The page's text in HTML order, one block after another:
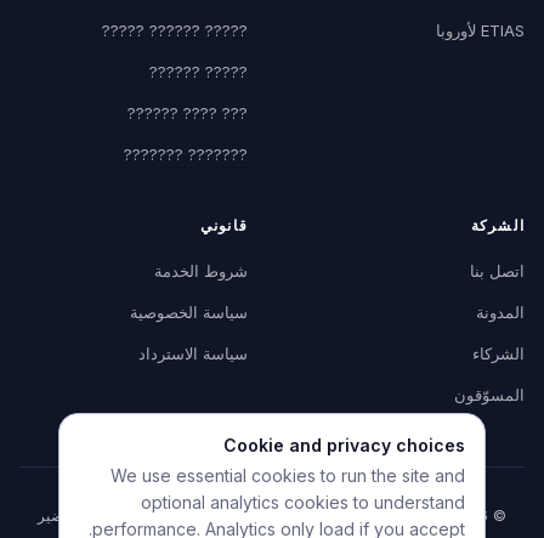
Cookie and privacy choices
We use essential cookies to run the site and
optional analytics cookies to understand
performance. Analytics only load if you accept.
ETIAS لأوروبا ????? ?????? ?????
????? ??????
??? ???? ??????
??????? ???????
الشركة
اتصل بنا
المدونة
الشركاء
المسوّقون
قانوني
شروط الخدمة
سياسة الخصوصية
سياسة الاسترداد
© 2026 HelpMyVisa. جميع الحقوق محفوظة. أداة خاصة لمساعدة تحضير